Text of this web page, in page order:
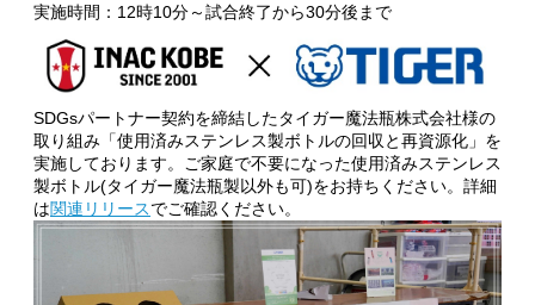
実施時間：12時10分～試合終了から30分後まで
SDGsパートナー契約を締結したタイガー魔法瓶株式会社様の
取り組み「使用済みステンレス製ボトルの回収と再資源化」を
実施しております。ご家庭で不要になった使用済みステンレス
製ボトル(タイガー魔法瓶製以外も可)をお持ちください。詳細
は関連リリースでご確認ください。